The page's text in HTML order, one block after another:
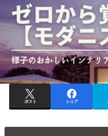
ポスト シェア